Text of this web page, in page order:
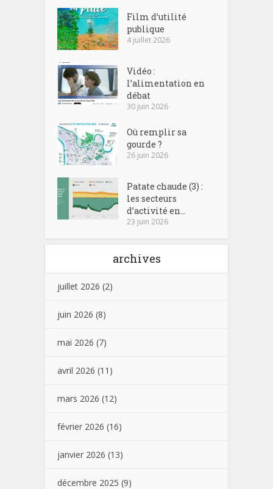
Film d’utilité
publique
4 juillet 2026
Vidéo :
l’alimentation en
débat
30 juin 2026
Où remplir sa
gourde ?
26 juin 2026
Patate chaude (3) :
les secteurs
d’activité en...
23 juin 2026
archives
juillet 2026 (2)
juin 2026 (8)
mai 2026 (7)
avril 2026 (11)
mars 2026 (12)
février 2026 (16)
janvier 2026 (13)
décembre 2025 (9)